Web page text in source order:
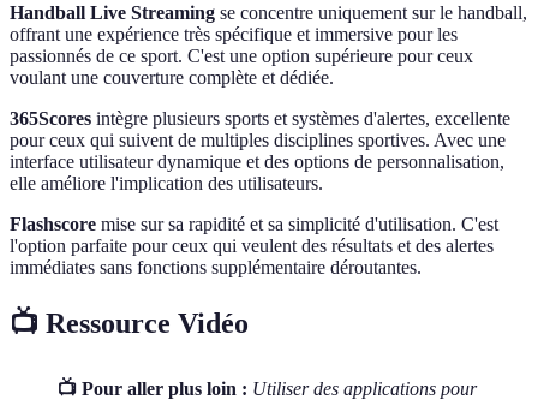
Handball Live Streaming se concentre uniquement sur le handball,
offrant une expérience très spécifique et immersive pour les
passionnés de ce sport. C'est une option supérieure pour ceux
voulant une couverture complète et dédiée.
365Scores intègre plusieurs sports et systèmes d'alertes, excellente
pour ceux qui suivent de multiples disciplines sportives. Avec une
interface utilisateur dynamique et des options de personnalisation,
elle améliore l'implication des utilisateurs.
Flashscore mise sur sa rapidité et sa simplicité d'utilisation. C'est
l'option parfaite pour ceux qui veulent des résultats et des alertes
immédiates sans fonctions supplémentaire déroutantes.
📺 Ressource Vidéo
📺 Pour aller plus loin : Utiliser des applications pour